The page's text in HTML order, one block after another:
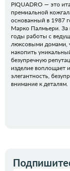
PIQUADRO — это
премиальной
основанный в 1987
Марко Палмьери. За
годы работы с
люксовыми домами,
накопить
безупречную
изделие воплощает
элегантность,
внимание к деталям.